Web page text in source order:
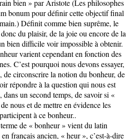
bien » par Aristote (Les philosophes
bonum pour définir cette objectif final
Définit comme bien suprême, le
du plaisir, de la joie ou encore de la
bien difficile voir impossible à obtenir.
varient cependant en fonction des
C’est pourquoi nous devons essayer,
de circonscrire la notion du bonheur, de
répondre à la question qui nous est
dans un second temps, de savoir si «
nous et de mettre en évidence les
à ce bonheur..
de « bonheur » vient du latin
français ancien, « heur », c’est-à-dire